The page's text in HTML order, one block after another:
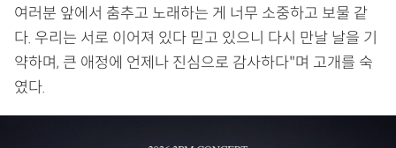
여러분 앞에서 춤추고 노래하는 게 너무 소중하고 보물 같
다. 우리는 서로 이어져 있다 믿고 있으니 다시 만날 날을 기
약하며, 큰 애정에 언제나 진심으로 감사하다"며 고개를 숙
였다.